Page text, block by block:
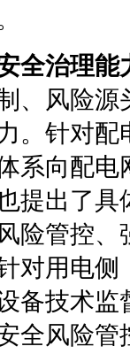
全治理能
、风险
。针对
系向配
提出了
险管控
对用电
备技术
全风险